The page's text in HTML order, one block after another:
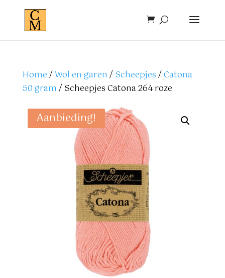
Home/Wol en garen /Scheepjes/Catona
50 gram / Scheepjes Catona 264 roze
Aanbieding!